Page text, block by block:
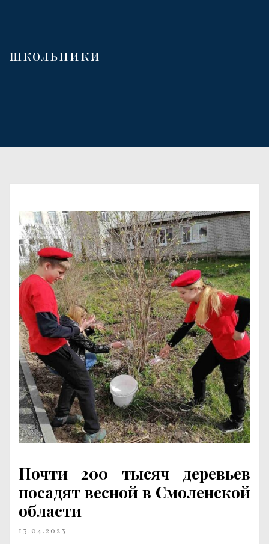
школьники
Почти 200 тысяч деревьев
посадят весной в Смоленской
области
13.04.2023